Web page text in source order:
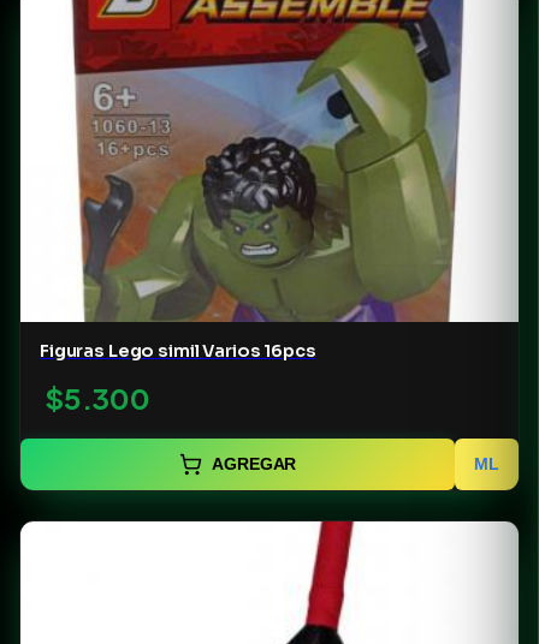
Figuras Lego simil Varios 16pcs
$5.300
AGREGAR ML